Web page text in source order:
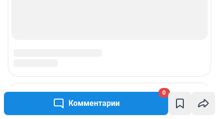
Комментарии
0